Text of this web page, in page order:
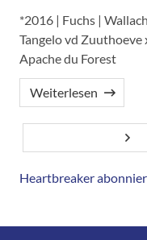
*2016 | Fuchs | Wallach
Tangelo vd
Apache du Forest
Weiterlesen
Heartbreaker